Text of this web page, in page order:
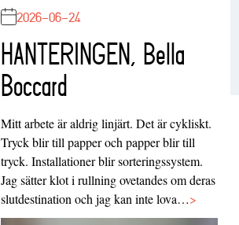
2026-06-24
HANTERINGEN, Bella
Boccard
Mitt arbete är aldrig linjärt. Det är cykliskt.
Tryck blir till papper och papper blir till
tryck. Installationer blir sorteringssystem.
Jag sätter klot i rullning ovetandes om deras
slutdestination och jag kan inte lova…>